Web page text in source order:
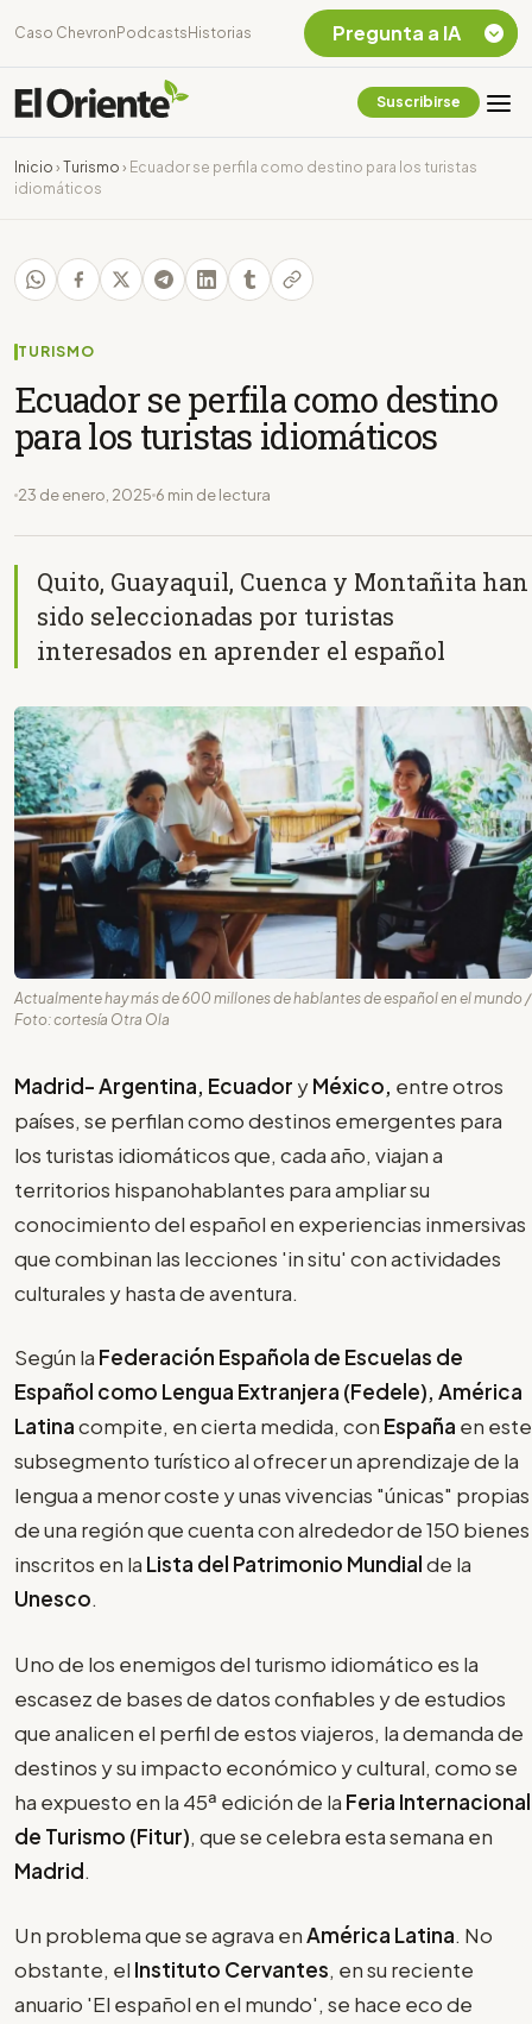
Caso Chevron Podcasts Historias
Suscribirse
Inicio › Turismo › Ecuador se perfila como destino para los turistas
idiomáticos
TURISMO
Ecuador se perfila como destino
para los turistas idiomáticos
23 de enero, 2025 6 min de lectura
Quito, Guayaquil, Cuenca y Montañita han
sido seleccionadas por turistas
interesados en aprender el español
Actualmente hay más de 600 millones de hablantes de español en el mundo /
Foto: cortesía Otra Ola
Madrid- Argentina, Ecuador yMéxico, entre otros
países, se perfilan como destinos emergentes para
los turistas idiomáticos que, cada año, viajan a
territorios hispanohablantes para ampliar su
conocimiento del español en experiencias inmersivas
que combinan las lecciones 'in situ' con actividades
culturales y hasta de aventura.
Según la Federación Española de Escuelas de
Español como Lengua Extranjera (Fedele), América
Latinacompite, en cierta medida, con España en este
subsegmento turístico al ofrecer un aprendizaje de la
lengua a menor coste y unas vivencias "únicas" propias
de una región que cuenta con alrededor de 150 bienes
inscritos en la Lista del Patrimonio Mundialde la
Unesco.
Uno de los enemigos del turismo idiomático es la
escasez de bases de datos confiables y de estudios
que analicen el perfil de estos viajeros, la demanda de
destinos y su impacto económico y cultural, como se
ha expuesto en la 45ª edición de la Feria Internacional
de Turismo (Fitur), que se celebra esta semana en
Madrid.
Un problema que se agrava enAmérica Latina. No
obstante, el Instituto Cervantes, en su reciente
anuario 'El español en el mundo', se hace eco de
Pregunta a IA
Chevron Ecuador